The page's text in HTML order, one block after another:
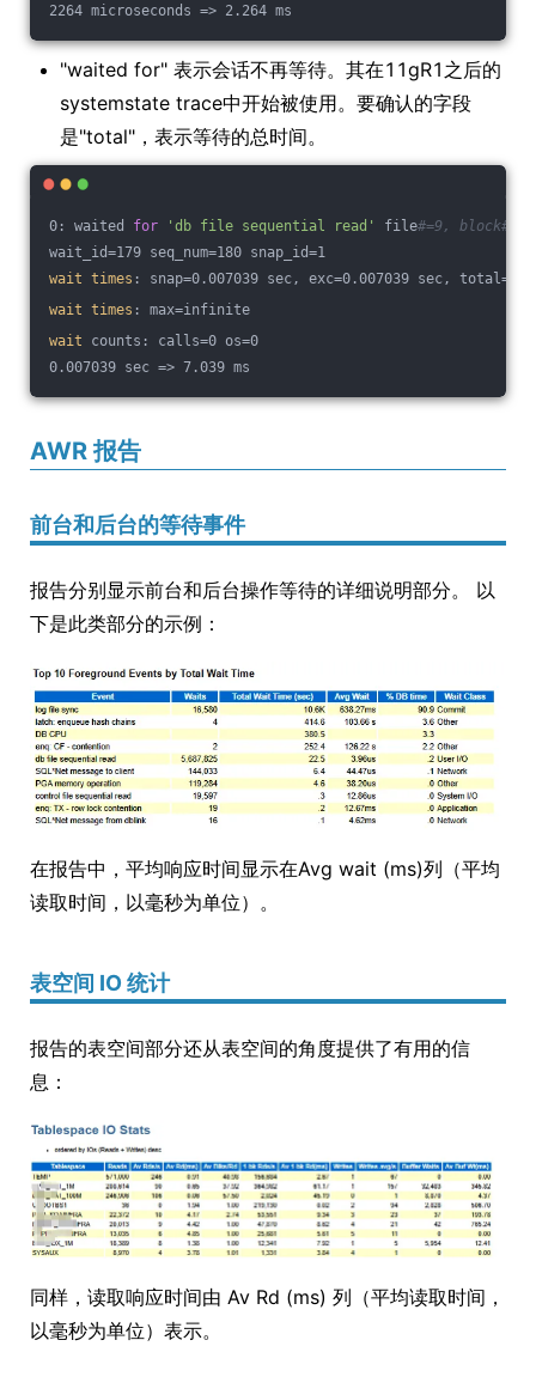
2264 microseconds => 2.264 ms
"waited for" 表示会话不再等待。其在11gR1之后的
systemstate trace中开始被使用。要确认的字段
是"total"，表示等待的总时间。
0: waited for 'db file sequential read' file#=9,
wait_id=179 seq_num=180 snap_id=1
wait times : snap=0.007039 sec, exc=0.007039 sec,
wait times : max=infinite
wait counts: calls=0 os=0
0.007039 sec => 7.039 ms
AWR 报告
前台和后台的等待事件
报告分别显示前台和后台操作等待的详细说明部分。 以
下是此类部分的示例：
在报告中，平均响应时间显示在Avg wait (ms)列（平均
读取时间，以毫秒为单位）。
表空间 IO 统计
报告的表空间部分还从表空间的角度提供了有用的信
息：
同样，读取响应时间由 Av Rd (ms) 列（平均读取时间，
以毫秒为单位）表示。